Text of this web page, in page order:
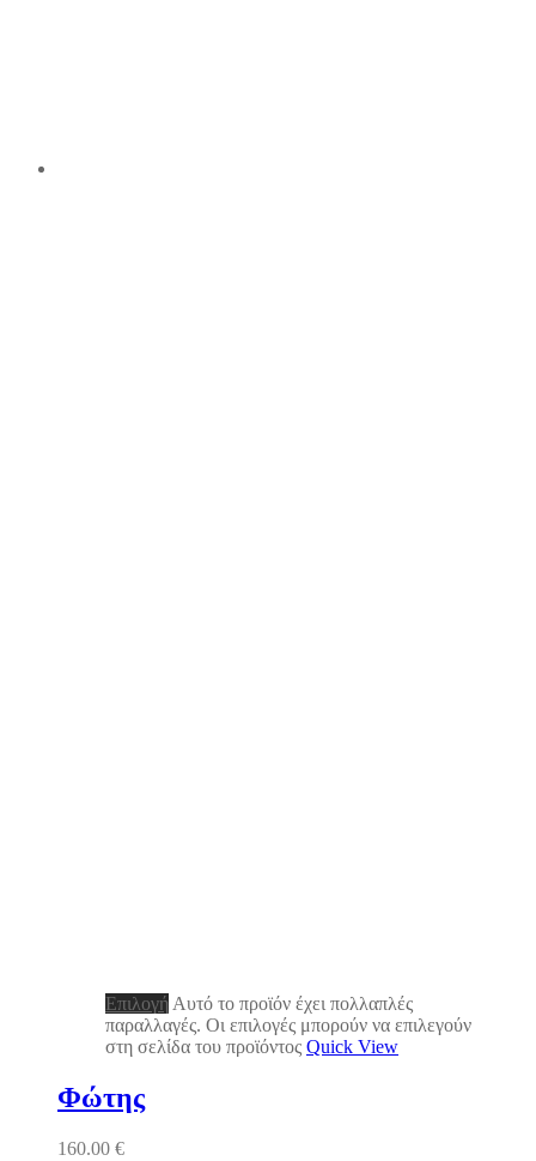
Επιλογή Αυτό το προϊόν έχει πολλαπλές
παραλλαγές. Οι επιλογές μπορούν να επιλεγούν
στη σελίδα του προϊόντος Quick View
Φώτης
160.00 €